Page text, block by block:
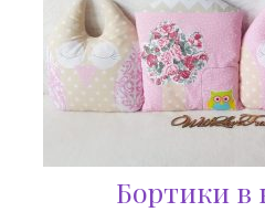
Бортики в